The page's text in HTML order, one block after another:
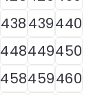
438439440
448449450
458459460